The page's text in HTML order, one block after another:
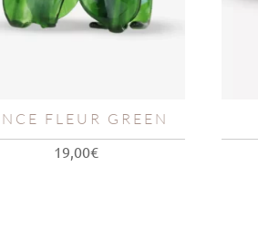
FLEUR GREEN
19,00€